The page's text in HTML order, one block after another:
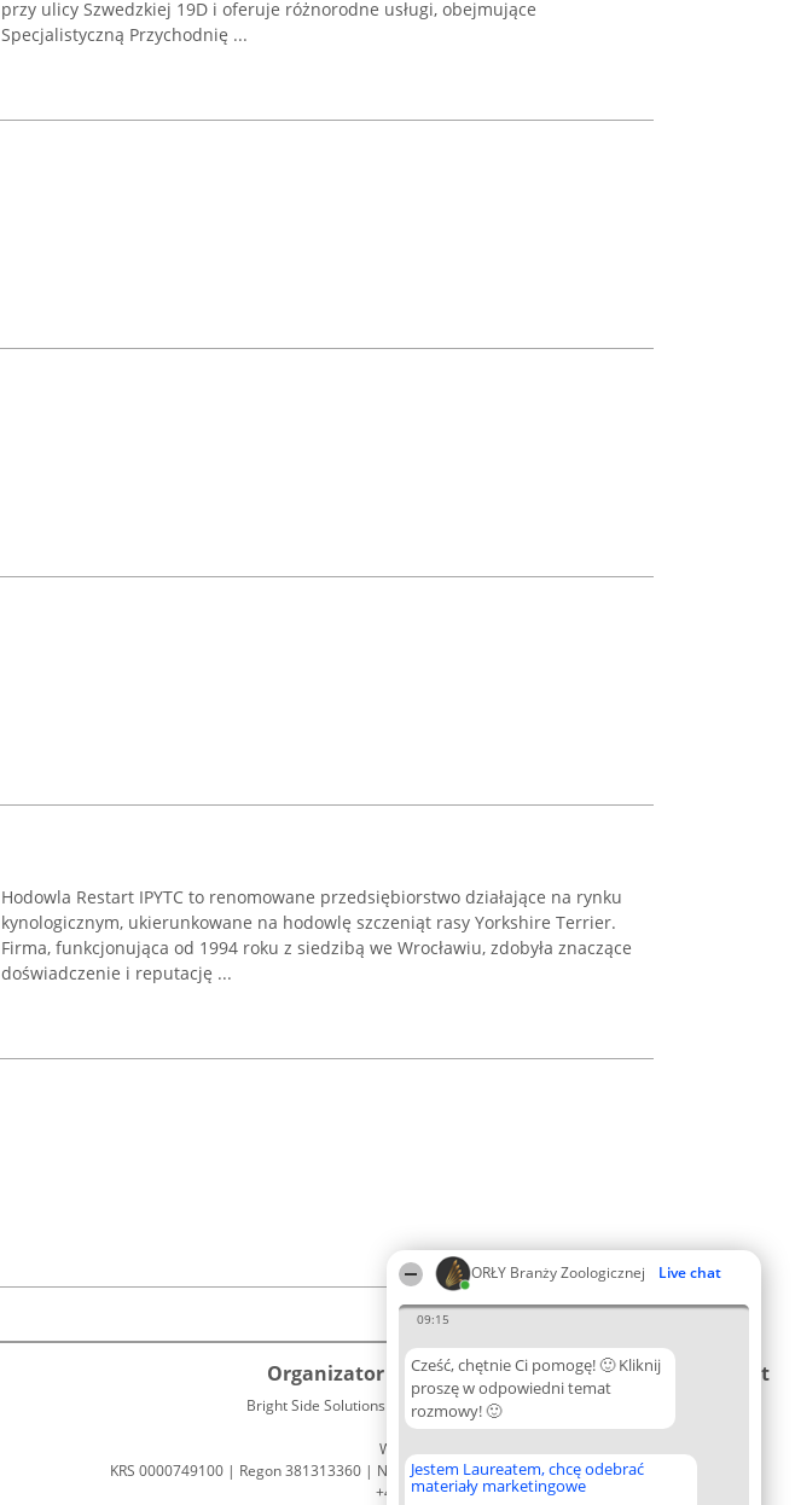
ORŁY Branży Zoologicznej Live chat
09:15
Cześć, chętnie Ci pomogę! 🙂 Kliknij
proszę w odpowiedni temat
rozmowy! 🙂
Jestem Laureatem, chcę odebrać
materiały marketingowe
przy ulicy Szwedzkiej 19D i oferuje różnorodne usługi, obejmujące
Specjalistyczną Przychodnię ...
Hodowla Restart IPYTC to renomowane przedsiębiorstwo działające na rynku
kynologicznym, ukierunkowane na hodowlę szczeniąt rasy Yorkshire Terrier.
Firma, funkcjonująca od 1994 roku z siedzibą we Wrocławiu, zdobyła znaczące
doświadczenie i reputację ...
Organizator plebiscytu
Bright Side Solutions sp. z o. o. sp. k.
ul. Ruska 22
Wrocław 50-079
KRS 0000749100 | Regon 381313360 | NIP 8943132676
+48 508 492 400
Plebiscyt
Lista
Laureatów
Zasady
Kontakt